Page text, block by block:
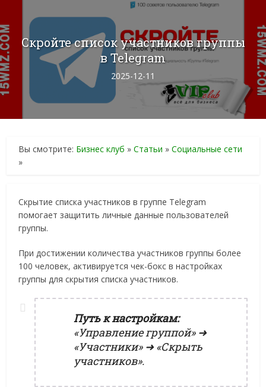
Скройте список участников группы
в Telegram
2025-12-11
Вы смотрите: Бизнес клуб »Статьи »Социальные сети
»
Скрытие списка участников в группе Telegram
помогает защитить личные данные пользователей
группы.
При достижении количества участников группы более
100 человек, активируется чек-бокс в настройках
группы для скрытия списка участников.
Путь к настройкам:
«Управление группой» ➜
«Участники» ➜ «Скрыть
участников».